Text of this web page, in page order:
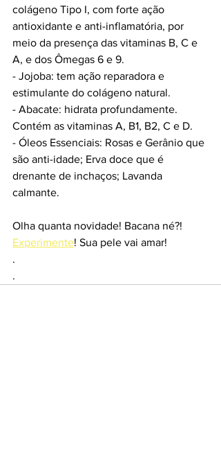
colágeno Tipo I, com forte ação
antioxidante e anti-inflamatória, por
meio da presença das vitaminas B, C e
A, e dos Ômegas 6 e 9.
- Jojoba: tem ação reparadora e
estimulante do colágeno natural.
- Abacate: hidrata profundamente.
Contém as vitaminas A, B1, B2, C e D.
- Óleos Essenciais: Rosas e Gerânio que
são anti-idade; Erva doce que é
drenante de inchaços; Lavanda
calmante.
Olha quanta novidade! Bacana né?!
Experimente! Sua pele vai amar!
.
.